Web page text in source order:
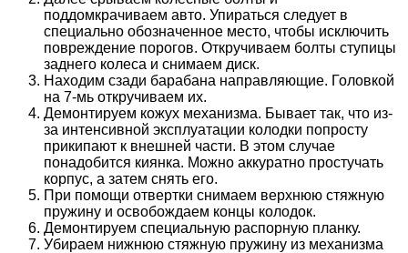
поддомкрачиваем авто. Упираться следует в
специально обозначенное место, чтобы исключить
повреждение порогов. Откручиваем болты ступицы
заднего колеса и снимаем диск.
Находим сзади барабана направляющие. Головкой
на 7-мь откручиваем их.
Демонтируем кожух механизма. Бывает так, что из-
за интенсивной эксплуатации колодки попросту
прикипают к внешней части. В этом случае
понадобится киянка. Можно аккуратно простучать
корпус, а затем снять его.
При помощи отвертки снимаем верхнюю стяжную
пружину и освобождаем концы колодок.
Демонтируем специальную распорную планку.
Убираем нижнюю стяжную пружину из механизма